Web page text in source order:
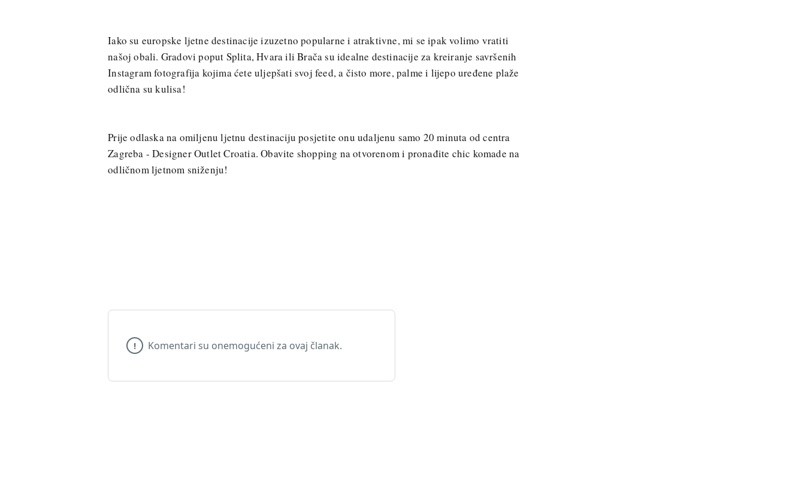
Iako su europske ljetne destinacije izuzetno popularne i atraktivne, mi se ipak volimo vratiti
našoj obali. Gradovi poput Splita, Hvara ili Brača su idealne destinacije za kreiranje savršenih
Instagram fotografija kojima ćete uljepšati svoj feed, a čisto more, palme i lijepo uređene plaže
odlična su kulisa!
Prije odlaska na omiljenu ljetnu destinaciju posjetite onu udaljenu samo 20 minuta od centra
Zagreba - Designer Outlet Croatia. Obavite shopping na otvorenom i pronađite chic komade na
odličnom ljetnom sniženju!
! Komentari su onemogućeni za ovaj članak.